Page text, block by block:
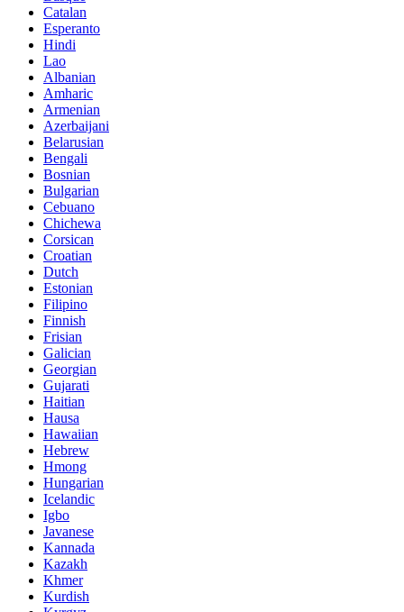
Catalan
Esperanto
Hindi
Lao
Albanian
Amharic
Armenian
Azerbaijani
Belarusian
Bengali
Bosnian
Bulgarian
Cebuano
Chichewa
Corsican
Croatian
Dutch
Estonian
Filipino
Finnish
Frisian
Galician
Georgian
Gujarati
Haitian
Hausa
Hawaiian
Hebrew
Hmong
Hungarian
Icelandic
Igbo
Javanese
Kannada
Kazakh
Khmer
Kurdish